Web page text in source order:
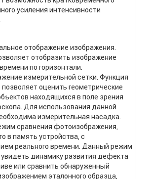
усиления интенсивности
отображение изображения.
отобразить изображение
по горизонтали.
измерительной сетки. Функция
оценить геометрические
находящихся в поле зрения
Для иcпользования данной
измерительная насадка.
сравнения фотоизображения,
в память устройства, с
реального времени. Данный режим
динамику развития дефекта
или сравнить обнаруженный
эталонного образца,